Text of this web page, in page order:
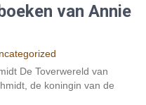
van Annie
De Toverwereld van
de koningin van de